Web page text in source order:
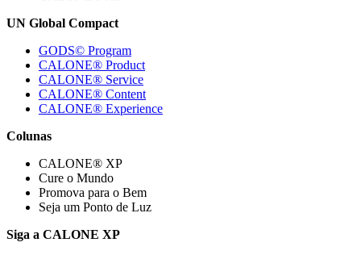
UN Global Compact
GODS© Program
CALONE® Product
CALONE® Service
CALONE® Content
CALONE® Experience
Colunas
CALONE® XP
Cure o Mundo
Promova para o Bem
Seja um Ponto de Luz
Siga a CALONE XP